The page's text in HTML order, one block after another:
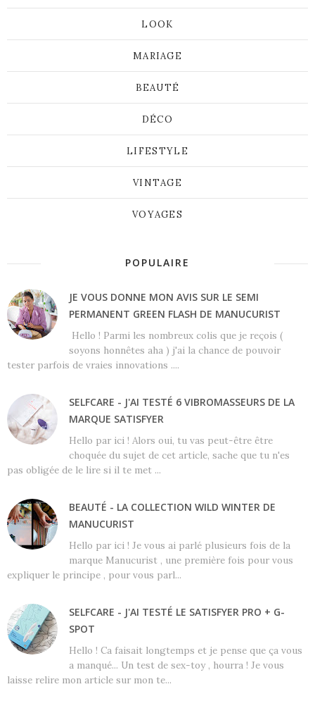
LOOK
MARIAGE
BEAUTÉ
DÉCO
LIFESTYLE
VINTAGE
VOYAGES
POPULAIRE
JE VOUS DONNE MON AVIS SUR LE SEMI
PERMANENT GREEN FLASH DE MANUCURIST
Hello ! Parmi les nombreux colis que je reçois (
soyons honnêtes aha ) j'ai la chance de pouvoir
tester parfois de vraies innovations ....
SELFCARE - J'AI TESTÉ 6 VIBROMASSEURS DE LA
MARQUE SATISFYER
Hello par ici ! Alors oui, tu vas peut-être être
choquée du sujet de cet article, sache que tu n'es
pas obligée de le lire si il te met ...
BEAUTÉ - LA COLLECTION WILD WINTER DE
MANUCURIST
Hello par ici ! Je vous ai parlé plusieurs fois de la
marque Manucurist , une première fois pour vous
expliquer le principe , pour vous parl...
SELFCARE - J'AI TESTÉ LE SATISFYER PRO + G-
SPOT
Hello ! Ca faisait longtemps et je pense que ça vous
a manqué... Un test de sex-toy , hourra ! Je vous
laisse relire mon article sur mon te...